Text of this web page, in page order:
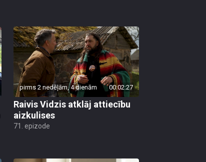
pirms 2 nedēļām, 4 dienām 00:02:27
Raivis Vidzis atklāj attiecību
aizkulises
71. epizode